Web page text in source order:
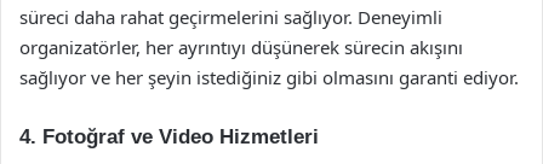
süreci daha rahat geçirmelerini sağlıyor. Deneyimli
organizatörler, her ayrıntıyı düşünerek sürecin akışını
sağlıyor ve her şeyin istediğiniz gibi olmasını garanti ediyor.
4. Fotoğraf ve Video Hizmetleri